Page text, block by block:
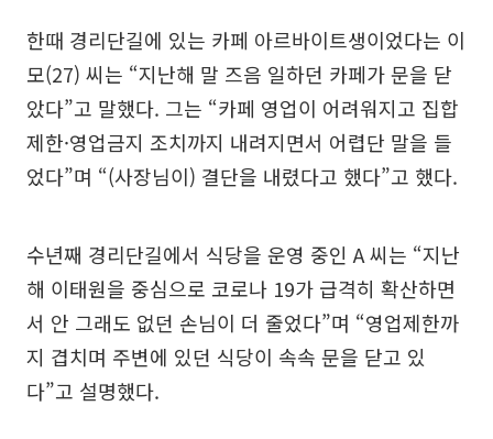
한때 경리단길에 있는 카페 아르바이트생이었다는 이
모(27) 씨는 “지난해 말 즈음 일하던 카페가 문을 닫
았다”고 말했다. 그는 “카페 영업이 어려워지고 집합
제한·영업금지 조치까지 내려지면서 어렵단 말을 들
었다”며 “(사장님이) 결단을 내렸다고 했다”고 했다.
수년째 경리단길에서 식당을 운영 중인 A 씨는 “지난
해 이태원을 중심으로 코로나 19가 급격히 확산하면
서 안 그래도 없던 손님이 더 줄었다”며 “영업제한까
지 겹치며 주변에 있던 식당이 속속 문을 닫고 있
다”고 설명했다.